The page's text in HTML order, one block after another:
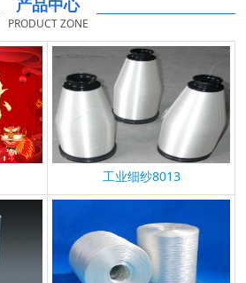
PRODUCT ZONE
工业细纱8013